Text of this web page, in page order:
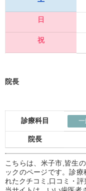
日
祝
院長
診療科目
院長
こちらは、米子市,皆生
ックのページです。診
れたクチコミ,口コミ・評